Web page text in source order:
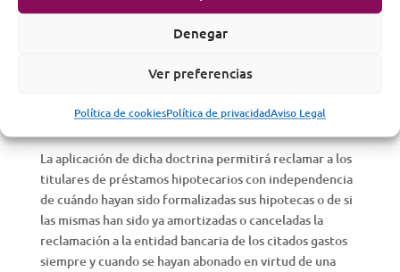
Denegar
Ver preferencias
Política de cookiesPolítica de privacidadAviso Legal
Jurídicos Documentados y gastos de gestoría)
conformidad con lo previsto por la Ley de Consumidores
y Usuarios aplicable a toda relación establecida entre
La aplicación de dicha doctrina permitirá reclamar a los
titulares de préstamos hipotecarios con independencia
de cuándo hayan sido formalizadas sus hipotecas o de si
las mismas han sido ya amortizadas o canceladas la
reclamación a la entidad bancaria de los citados gastos
siempre y cuando se hayan abonado en virtud de una